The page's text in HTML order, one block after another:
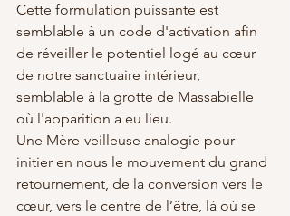
Cette formulation puissante est
semblable à un code d'activation afin
de réveiller le potentiel logé au cœur
de notre sanctuaire intérieur,
semblable à la grotte de Massabielle
où l'apparition a eu lieu.
Une Mère-veilleuse analogie pour
initier en nous le mouvement du grand
retournement, de la conversion vers le
cœur, vers le centre de l’être, là où se